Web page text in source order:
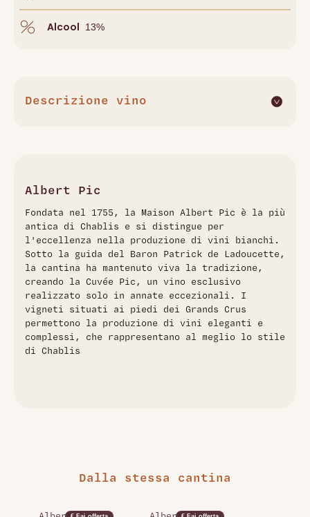
Alcool 13%
Descrizione vino
offre profumi complessi di agrumi, miele e frutti canditi,
texture è burrosa e ricca, bilanciata da una freschezza
vivace e una lunga persistenza, che lo rendono ideale per
accompagnare pesci pregiati o formaggi freschi​
Albert Pic
Fondata nel 1755, la Maison Albert Pic è la più
antica di Chablis e si distingue per
l'eccellenza nella produzione di vini bianchi.
Sotto la guida del Baron Patrick de Ladoucette,
la cantina ha mantenuto viva la tradizione,
creando la Cuvée Pic, un vino esclusivo
realizzato solo in annate eccezionali. I
vigneti situati ai piedi dei Grands Crus
permettono la produzione di vini eleganti e
complessi, che rappresentano al meglio lo stile
di Chablis
Dalla stessa cantina